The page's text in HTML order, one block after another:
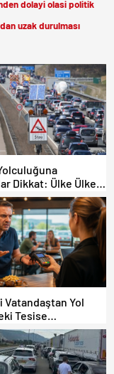
dolayi olasi politik
uzak durulması
Dikkat: Ülke Ülke
Kuralları,
Hız Limitleri
Vatandaştan Yol
Tesise
İddiası:
Mutlaka Kontrol